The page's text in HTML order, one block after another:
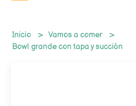
Inicio
Vamos a comer
Bowl grande con tapa y succión